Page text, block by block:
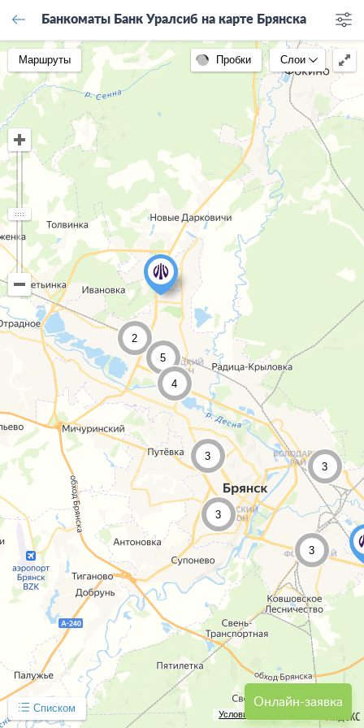
Банкоматы Банк Уралсиб на карте Брянска
Онлайн-заявка
Условия использования
Маршруты Пробки Слои
Списком
2
5
4
3
3
3
3